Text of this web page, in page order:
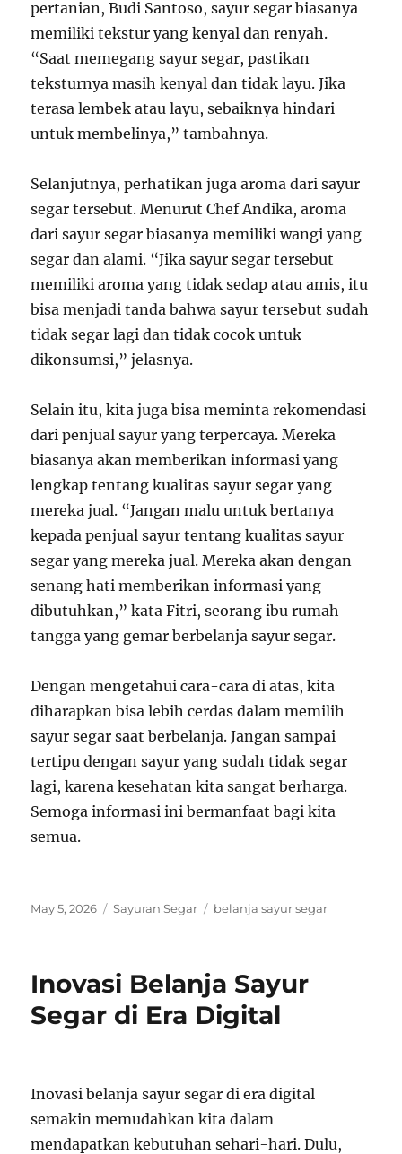
pertanian, Budi Santoso, sayur segar biasanya
memiliki tekstur yang kenyal dan renyah.
“Saat memegang sayur segar, pastikan
teksturnya masih kenyal dan tidak layu. Jika
terasa lembek atau layu, sebaiknya hindari
untuk membelinya,” tambahnya.
Selanjutnya, perhatikan juga aroma dari sayur
segar tersebut. Menurut Chef Andika, aroma
dari sayur segar biasanya memiliki wangi yang
segar dan alami. “Jika sayur segar tersebut
memiliki aroma yang tidak sedap atau amis, itu
bisa menjadi tanda bahwa sayur tersebut sudah
tidak segar lagi dan tidak cocok untuk
dikonsumsi,” jelasnya.
Selain itu, kita juga bisa meminta rekomendasi
dari penjual sayur yang terpercaya. Mereka
biasanya akan memberikan informasi yang
lengkap tentang kualitas sayur segar yang
mereka jual. “Jangan malu untuk bertanya
kepada penjual sayur tentang kualitas sayur
segar yang mereka jual. Mereka akan dengan
senang hati memberikan informasi yang
dibutuhkan,” kata Fitri, seorang ibu rumah
tangga yang gemar berbelanja sayur segar.
Dengan mengetahui cara-cara di atas, kita
diharapkan bisa lebih cerdas dalam memilih
sayur segar saat berbelanja. Jangan sampai
tertipu dengan sayur yang sudah tidak segar
lagi, karena kesehatan kita sangat berharga.
Semoga informasi ini bermanfaat bagi kita
semua.
Posted
May 5, 2026 Categories
Sayuran Segar Tags
belanja sayur segar
Inovasi Belanja Sayur
Segar di Era Digital
Inovasi belanja sayur segar di era digital
semakin memudahkan kita dalam
mendapatkan kebutuhan sehari-hari. Dulu,